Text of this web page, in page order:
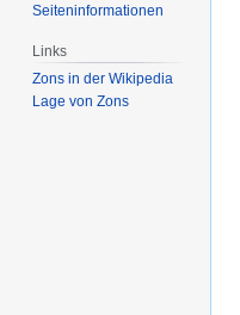
Seiten­­informationen
Links
Zons in der Wikipedia
Lage von Zons